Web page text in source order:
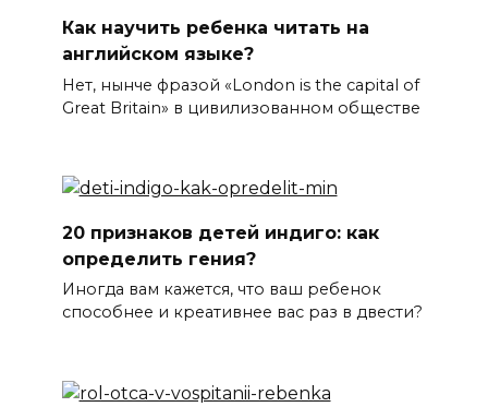
Как научить ребенка читать на
английском языке?
Нет, нынче фразой «London is the capital of
Great Britain» в цивилизованном обществе
20 признаков детей индиго: как
определить гения?
Иногда вам кажется, что ваш ребенок
способнее и креативнее вас раз в двести?